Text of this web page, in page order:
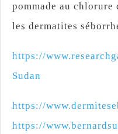
pommade au chlorure
les dermatites
https://
Sudan
https://
https://